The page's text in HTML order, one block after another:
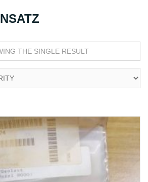
THE SINGLE RESULT